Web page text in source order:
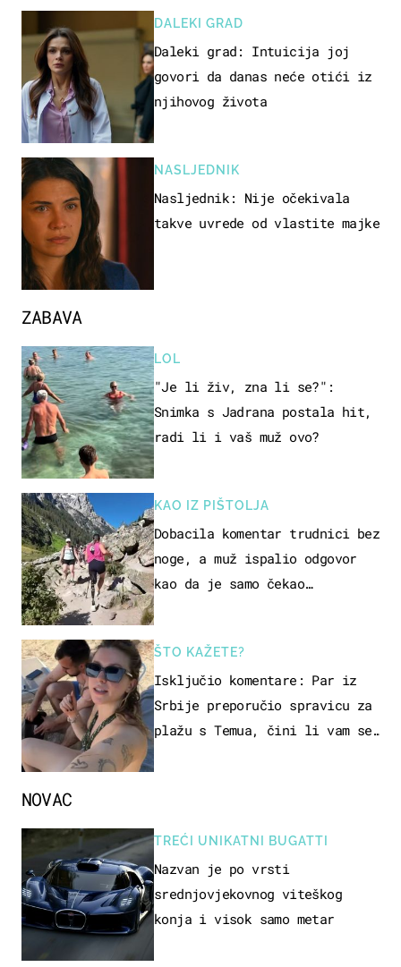
ZABAVA
LOL
"Je li živ, zna li se?":
Snimka s Jadrana postala hit,
radi li i vaš muž ovo?
KAO IZ PIŠTOLJA
Dobacila komentar trudnici bez
noge, a muž ispalio odgovor
kao da je samo čekao…
ŠTO KAŽETE?
Isključio komentare: Par iz
Srbije preporučio spravicu za
plažu s Temua, čini li vam se
DALEKI GRAD
Daleki grad: Intuicija joj
govori da danas neće otići iz
njihovog života
NASLJEDNIK
Nasljednik: Nije očekivala
takve uvrede od vlastite majke
NOVAC
TREĆI UNIKATNI BUGATTI
Nazvan je po vrsti
srednjovjekovnog viteškog
konja i visok samo metar